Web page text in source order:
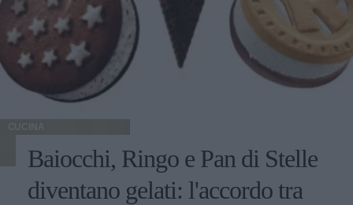
CUCINA
Baiocchi, Ringo e Pan di Stelle
diventano gelati: l'accordo tra